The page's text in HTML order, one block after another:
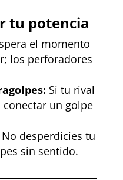
tu potencia
el momento
los perforadores
Si tu rival
un golpe
No desperdicies tu
sin sentido.